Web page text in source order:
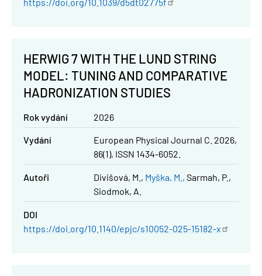
HERWIG 7 WITH THE LUND STRING
MODEL: TUNING AND COMPARATIVE
HADRONIZATION STUDIES
Rok vydání 2026
Vydání
European Physical Journal C. 2026,
86(1), ISSN 1434-6052.
Autoři Divišová, M. Myška, M.
Sarmah, P.
Siodmok, A.
DOI
https://doi.org/10.1140/epjc/s10052-025-15182-x